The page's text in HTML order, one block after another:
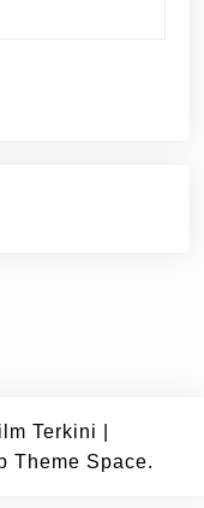
Terkini
Theme Space.